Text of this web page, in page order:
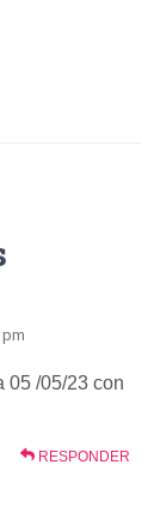
05 /05/23 con
RESPONDER